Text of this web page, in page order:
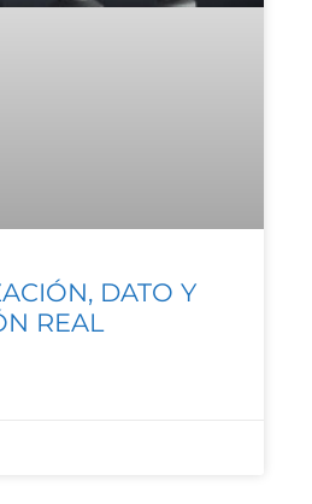
DATO Y
REAL